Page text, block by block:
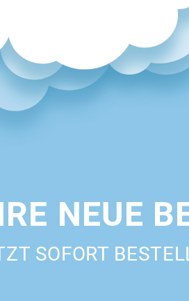
NEUE
SOFORT